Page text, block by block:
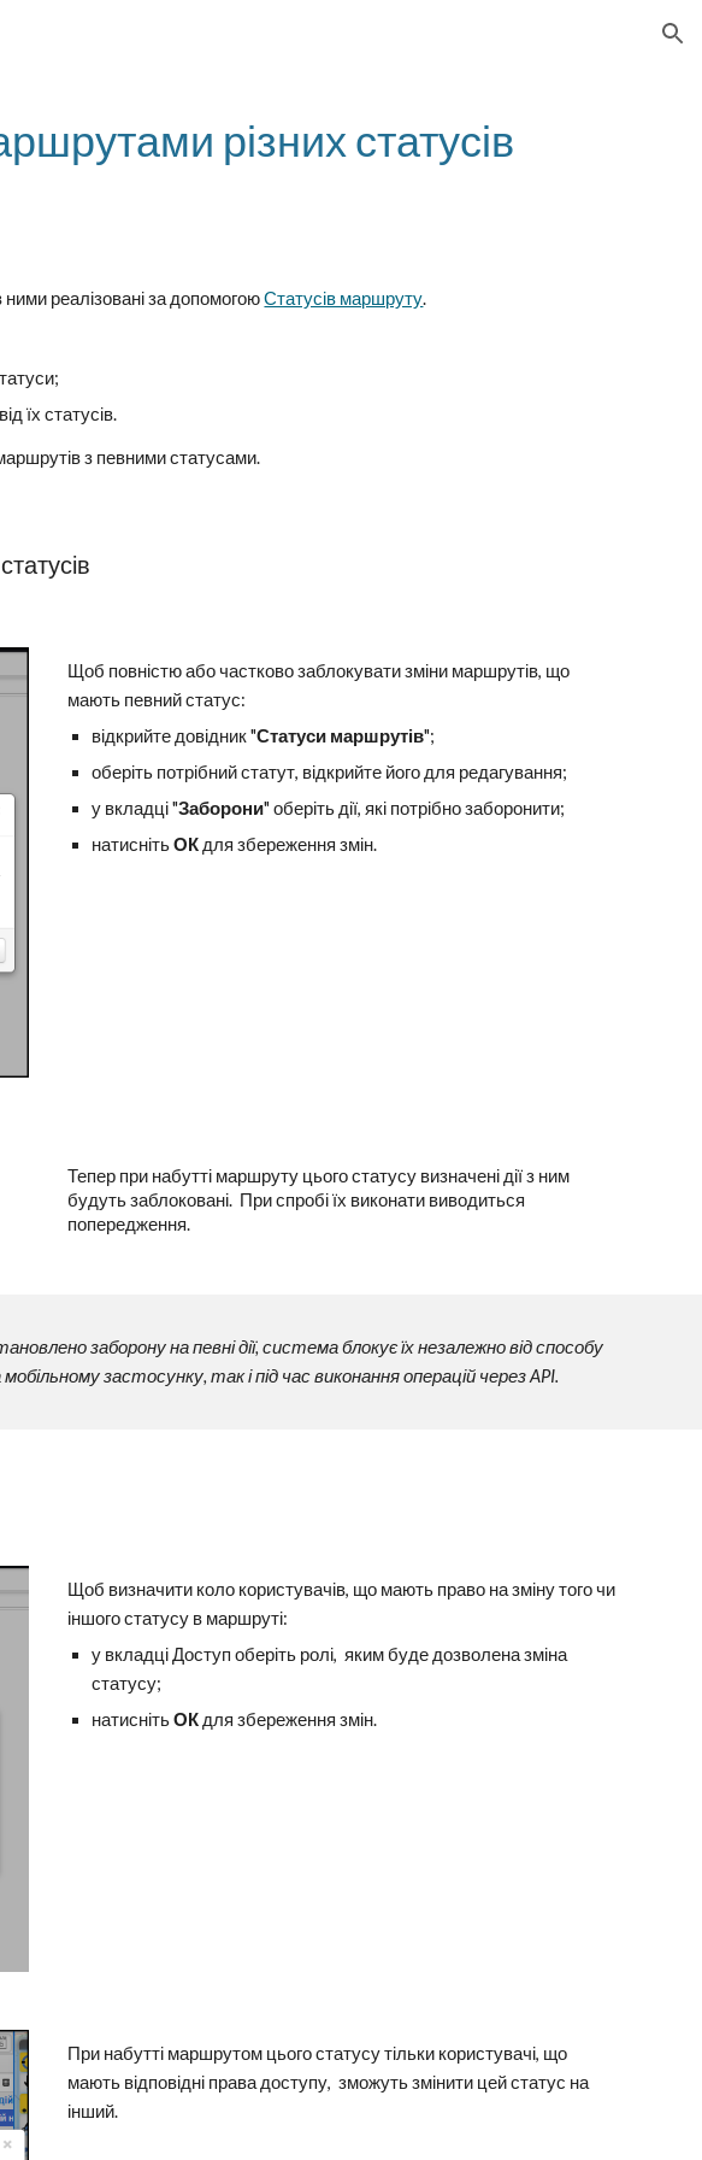
різних статусів
реалізовані за допомогоюСтатусів маршруту.
від їх статусів.
з певнимистатусами.
Щоб повністю або частково заблокувати зміни маршрутів, що
мають певний статус:
відкрийте довідник "Статуси маршрутів";
оберіть потрібний статут, відкрийте його для редагування;
у вкладці "Заборони" оберіть дії, які потрібно заборонити;
натиснітьОК для збереження змін.
Тепер при набутті маршруту цього статусу визначені дії з ним
будуть заблоковані. При спробі їх виконати виводиться
попередження.
заборону на певні дії, система блокує їх незалежно від способу
застосунку, так і під час виконання операцій через API.
Щоб визначити коло користувачів, що мають право на зміну того чи
іншого статусу в маршруті:
у вкладці Доступ оберіть ролі, яким буде дозволена зміна
статусу;
натиснітьОК для збереження змін.
При набутті маршрутом цього статусу тільки користувачі, що
мають відповідні права доступу, зможуть змінити цей статус на
інший.